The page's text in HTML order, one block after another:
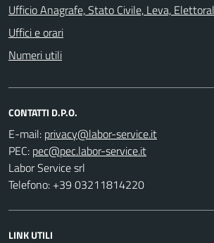
Ufficio Anagrafe, Stato Civile, Leva,
Uffici e orari
Numeri utili
CONTATTI D.P.O.
E-mail:
PEC:
Labor Service srl
Telefono: +39 03211814220
LINK UTILI